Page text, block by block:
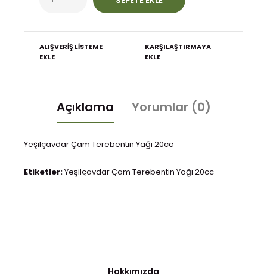
ALIŞVERIŞ LISTEME
EKLE
KARŞILAŞTIRMAYA
EKLE
Açıklama Yorumlar (0)
Yeşilçavdar Çam Terebentin Yağı 20cc
Etiketler:Yeşilçavdar Çam Terebentin Yağı 20cc
Hakkımızda